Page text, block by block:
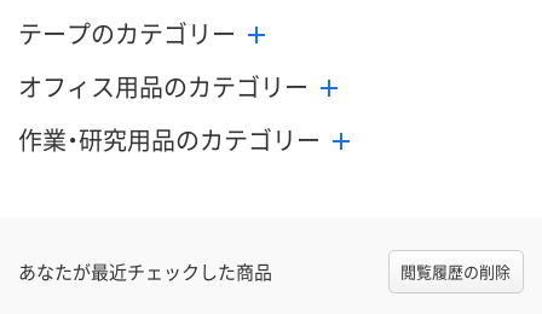
テープのカテゴリー
オフィス用品のカテゴリー
作業・研究用品のカテゴリー
あなたが最近チェックした商品 閲覧履歴の削除